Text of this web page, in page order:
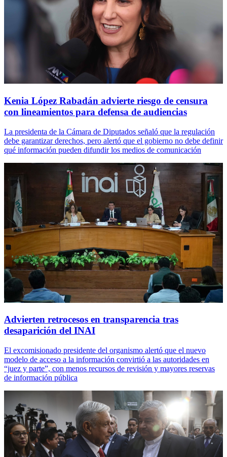
Kenia López Rabadán advierte riesgo de censura
con lineamientos para defensa de audiencias
La presidenta de la Cámara de Diputados señaló que la regulación
debe garantizar derechos, pero alertó que el gobierno no debe definir
qué información pueden difundir los medios de comunicación
Advierten retrocesos en transparencia tras
desaparición del INAI
El excomisionado presidente del organismo alertó que el nuevo
modelo de acceso a la información convirtió a las autoridades en
“juez y parte”, con menos recursos de revisión y mayores reservas
de información pública